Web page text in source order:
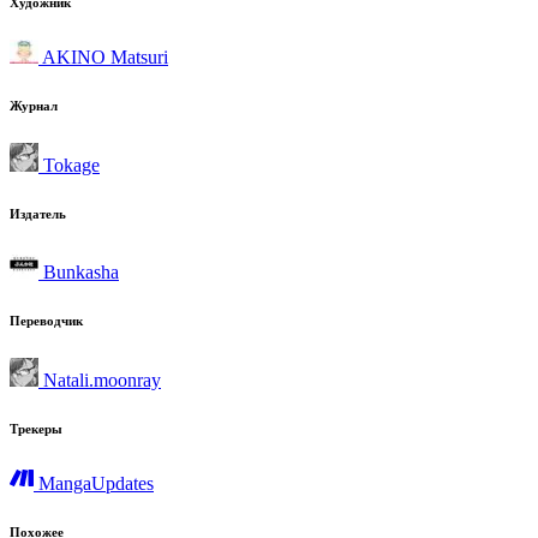
AKINO Matsuri
Журнал
Tokage
Издатель
Bunkasha
Переводчик
Natali.moonray
Трекеры
MangaUpdates
Похожее